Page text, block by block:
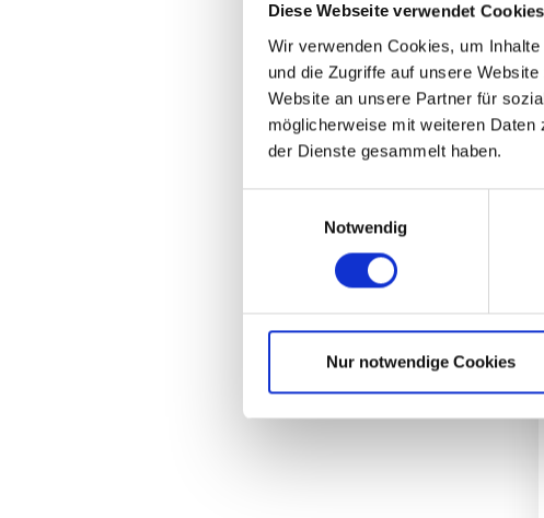
Diese Webseite verwendet Cookies
Wir verwenden Cookies, um
und die Zugriffe auf unsere
Website an unsere Partner für
möglicherweise mit weiteren
der Dienste gesammelt haben.
Notwendig
Nur notwendige Cookies